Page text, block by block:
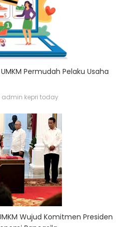
Permudah Pelaku Usaha
admin kepri today
Wujud Komitmen Presiden